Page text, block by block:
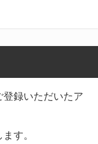
登録いただいたア
す。